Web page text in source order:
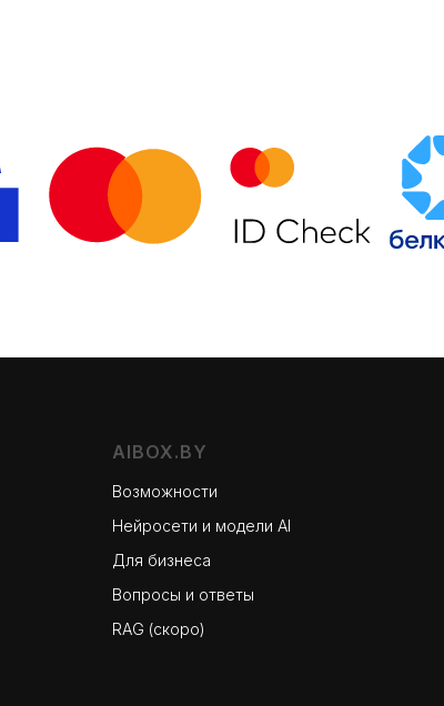
AIBOX.BY
Возможности
Нейросети и модели AI
Для бизнеса
Вопросы и ответы
RAG (скоро)